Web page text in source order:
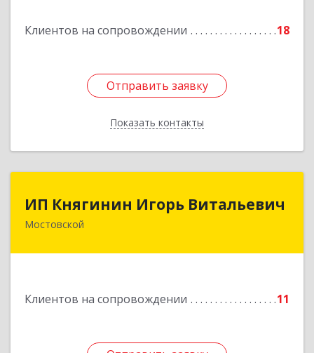
Клиентов на сопровождении 18
Отправить заявку
Показать контакты
Отправить заявку
Назад
ИП Княгинин Игорь Витальевич
Мостовской
Клиентов на сопровождении 11
352570, Краснодарский край, Мостовский р-н,